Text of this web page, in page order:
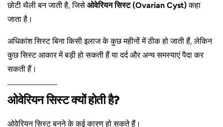
छोटी थैली बन जाती है, जिसे ओवेरियन सिस्ट (Ovarian Cyst)कहा
जाता है।
अधिकांश सिस्ट बिना किसी इलाज के कुछ महीनों में ठीक हो जाती हैं, लेकिन
कुछ सिस्ट आकार में बड़ी हो सकती हैं या दर्द और अन्य समस्याएं पैदा कर
सकती हैं।
ओवेरियन सिस्ट क्यों होती है?
ओवेरियन सिस्ट बनने के कई कारण हो सकते हैं।